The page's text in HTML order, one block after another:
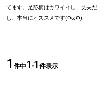
てます。足跡柄はカワイイし、丈夫だ
し、本当にオススメです(ΦωΦ)
1 件中1 -1 件表示